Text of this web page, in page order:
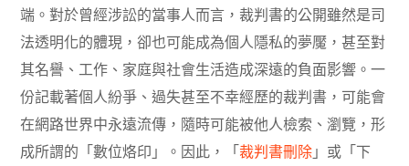
端。對於曾經涉訟的當事人而言，裁判書的公開雖然是司
法透明化的體現，卻也可能成為個人隱私的夢魘，甚至對
其名譽、工作、家庭與社會生活造成深遠的負面影響。一
份記載著個人紛爭、過失甚至不幸經歷的裁判書，可能會
在網路世界中永遠流傳，隨時可能被他人檢索、瀏覽，形
成所謂的「數位烙印」。因此，「裁判書刪除」或「下